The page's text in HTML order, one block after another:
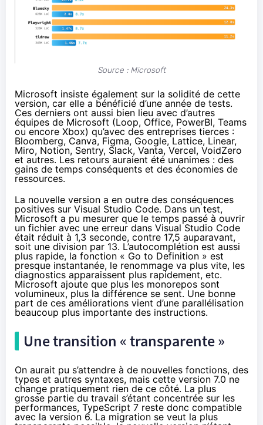
Source : Microsoft
Microsoft insiste également sur la solidité de cette
version, car elle a bénéficié d’une année de tests.
Ces derniers ont aussi bien lieu avec d’autres
équipes de Microsoft (Loop, Office, PowerBI, Teams
ou encore Xbox) qu’avec des entreprises tierces :
Bloomberg, Canva, Figma, Google, Lattice, Linear,
Miro, Notion, Sentry, Slack, Vanta, Vercel, VoidZero
et autres. Les retours auraient été unanimes : des
gains de temps conséquents et des économies de
ressources.
La nouvelle version a en outre des conséquences
positives sur Visual Studio Code. Dans un test,
Microsoft a pu mesurer que le temps passé à ouvrir
un fichier avec une erreur dans Visual Studio Code
était réduit à 1,3 seconde, contre 17,5 auparavant,
soit une division par 13. L’autocomplétion est aussi
plus rapide, la fonction « Go to Definition » est
presque instantanée, le renommage va plus vite, les
diagnostics apparaissent plus rapidement, etc.
Microsoft ajoute que plus les monorepos sont
volumineux, plus la différence se sent. Une bonne
part de ces améliorations vient d’une parallélisation
beaucoup plus importante des instructions.
Une transition « transparente »
On aurait pu s’attendre à de nouvelles fonctions, des
types et autres syntaxes, mais cette version 7.0 ne
change pratiquement rien de ce côté. La plus
grosse partie du travail s’étant concentrée sur les
performances, TypeScript 7 reste donc compatible
avec la version 6. La migration se veut la plus